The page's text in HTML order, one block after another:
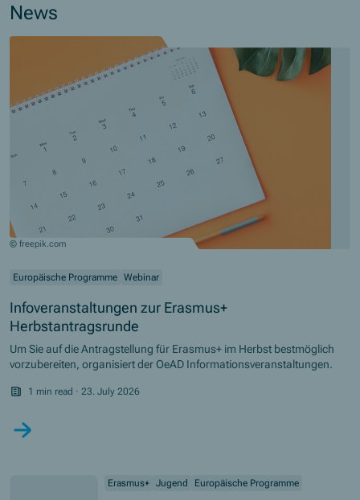
News
© freepik.com
Europäische Programme Webinar
Infoveranstaltungen zur Erasmus+
Herbstantragsrunde
Um Sie auf die Antragstellung für Erasmus+ im Herbst bestmöglich
vorzubereiten, organisiert der OeAD Informationsveranstaltungen.
1 min read · 23. July 2026
Erasmus+ Jugend Europäische Programme